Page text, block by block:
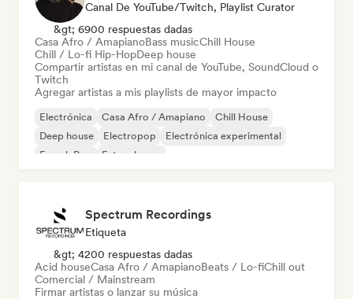
Canal De YouTube/Twitch, Playlist Curator
&gt; 6900 respuestas dadas
Casa Afro / AmapianoBass musicChill House
Chill / Lo-fi Hip-HopDeep house
Compartir artistas en mi canal de YouTube, SoundCloud o
Twitch
Agregar artistas a mis playlists de mayor impacto
Electrónica Casa Afro / Amapiano
Chill House
Deep house
Electropop
Electrónica experimental
French Pop
Future house
Spectrum Recordings
Etiqueta
&gt; 4200 respuestas dadas
Acid houseCasa Afro / AmapianoBeats / Lo-fiChill out
Comercial / Mainstream
Firmar artistas o lanzar su música